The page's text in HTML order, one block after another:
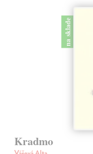
na sklade
Kradmo